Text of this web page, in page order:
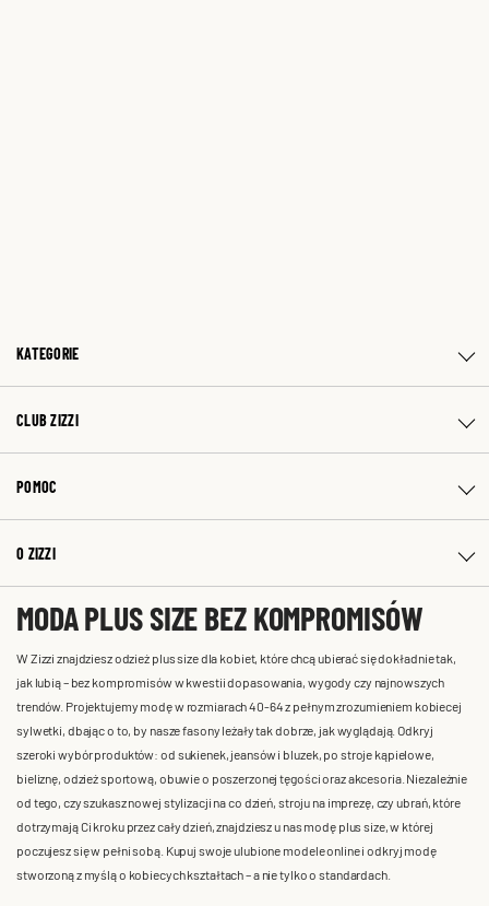
KATEGORIE
CLUB ZIZZI
POMOC
O ZIZZI
MODA PLUS SIZE BEZ KOMPROMISÓW
W Zizzi znajdziesz odzież plus size dla kobiet, które chcą ubierać się dokładnie tak,
jak lubią – bez kompromisów w kwestii dopasowania, wygody czy najnowszych
trendów. Projektujemy modę w rozmiarach 40-64 z pełnym zrozumieniem kobiecej
sylwetki, dbając o to, by nasze fasony leżały tak dobrze, jak wyglądają. Odkryj
szeroki wybór produktów: od sukienek, jeansów i bluzek, po stroje kąpielowe,
bieliznę, odzież sportową, obuwie o poszerzonej tęgości oraz akcesoria. Niezależnie
od tego, czy szukasz nowej stylizacji na co dzień, stroju na imprezę, czy ubrań, które
dotrzymają Ci kroku przez cały dzień, znajdziesz u nas modę plus size, w której
poczujesz się w pełni sobą. Kupuj swoje ulubione modele online i odkryj modę
stworzoną z myślą o kobiecych kształtach – a nie tylko o standardach.